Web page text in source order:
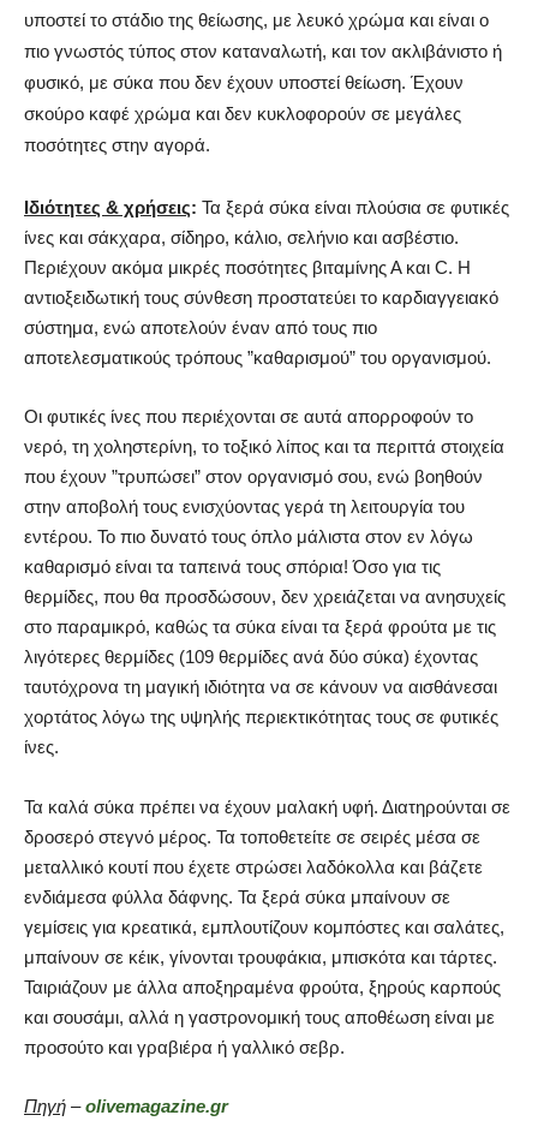
υποστεί το στάδιο της θείωσης, με λευκό χρώμα και είναι ο
πιο γνωστός τύπος στον καταναλωτή, και τον ακλιβάνιστο ή
φυσικό, με σύκα που δεν έχουν υποστεί θείωση. Έχουν
σκούρο καφέ χρώμα και δεν κυκλοφορούν σε μεγάλες
ποσότητες στην αγορά.
Ιδιότητες & χρήσεις: Τα ξερά σύκα είναι πλούσια σε φυτικές
ίνες και σάκχαρα, σίδηρο, κάλιο, σελήνιο και ασβέστιο.
Περιέχουν ακόμα μικρές ποσότητες βιταμίνης Α και C. Η
αντιοξειδωτική τους σύνθεση προστατεύει το καρδιαγγειακό
σύστημα, ενώ αποτελούν έναν από τους πιο
αποτελεσματικούς τρόπους ”καθαρισμού” του οργανισμού.
Οι φυτικές ίνες που περιέχονται σε αυτά απορροφούν το
νερό, τη χοληστερίνη, το τοξικό λίπος και τα περιττά στοιχεία
που έχουν ”τρυπώσει” στον οργανισμό σου, ενώ βοηθούν
στην αποβολή τους ενισχύοντας γερά τη λειτουργία του
εντέρου. Το πιο δυνατό τους όπλο μάλιστα στον εν λόγω
καθαρισμό είναι τα ταπεινά τους σπόρια! Όσο για τις
θερμίδες, που θα προσδώσουν, δεν χρειάζεται να ανησυχείς
στο παραμικρό, καθώς τα σύκα είναι τα ξερά φρούτα με τις
λιγότερες θερμίδες (109 θερμίδες ανά δύο σύκα) έχοντας
ταυτόχρονα τη μαγική ιδιότητα να σε κάνουν να αισθάνεσαι
χορτάτος λόγω της υψηλής περιεκτικότητας τους σε φυτικές
ίνες.
Τα καλά σύκα πρέπει να έχουν μαλακή υφή. Διατηρούνται σε
δροσερό στεγνό μέρος. Τα τοποθετείτε σε σειρές μέσα σε
μεταλλικό κουτί που έχετε στρώσει λαδόκολλα και βάζετε
ενδιάμεσα φύλλα δάφνης. Τα ξερά σύκα μπαίνουν σε
γεμίσεις για κρεατικά, εμπλουτίζουν κομπόστες και σαλάτες,
μπαίνουν σε κέικ, γίνονται τρουφάκια, μπισκότα και τάρτες.
Ταιριάζουν με άλλα αποξηραμένα φρούτα, ξηρούς καρπούς
και σουσάμι, αλλά η γαστρονομική τους αποθέωση είναι με
προσούτο και γραβιέρα ή γαλλικό σεβρ.
Πηγή –olivemagazine.gr